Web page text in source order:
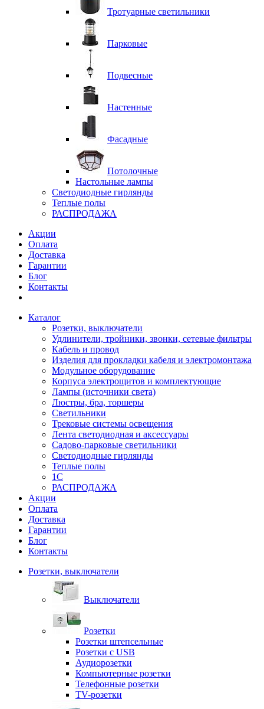
Тротуарные светильники
Парковые
Подвесные
Настенные
Фасадные
Потолочные
Настольные лампы
Светодиодные гирлянды
Теплые полы
РАСПРОДАЖА
Акции
Оплата
Доставка
Гарантии
Блог
Контакты
Каталог
Розетки, выключатели
Удлинители, тройники, звонки, сетевые фильтры
Кабель и провод
Изделия для прокладки кабеля и электромонтажа
Модульное оборудование
Корпуса электрощитов и комплектующие
Лампы (источники света)
Люстры, бра, торшеры
Светильники
Трековые системы освещения
Лента светодиодная и аксессуары
Садово-парковые светильники
Светодиодные гирлянды
Теплые полы
1С
РАСПРОДАЖА
Акции
Оплата
Доставка
Гарантии
Блог
Контакты
Розетки, выключатели
Выключатели
Розетки
Розетки штепсельные
Розетки с USB
Аудиорозетки
Компьютерные розетки
Телефонные розетки
TV-розетки